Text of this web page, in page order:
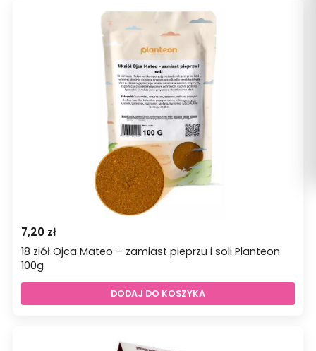
7,20 zł
18 ziół Ojca Mateo – zamiast pieprzu i soli Planteon
100g
DODAJ DO KOSZYKA